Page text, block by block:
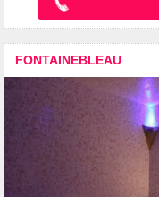
FONTAINEBLEAU